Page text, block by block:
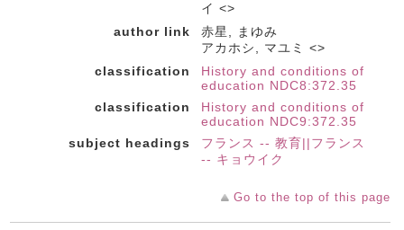
イ <>
author link
赤星, まゆみ
アカホシ, マユミ <>
classification
History and conditions of
education NDC8:372.35
classification
History and conditions of
education NDC9:372.35
subject headings
フランス -- 教育||フランス
-- キョウイク
Go to the top of this page